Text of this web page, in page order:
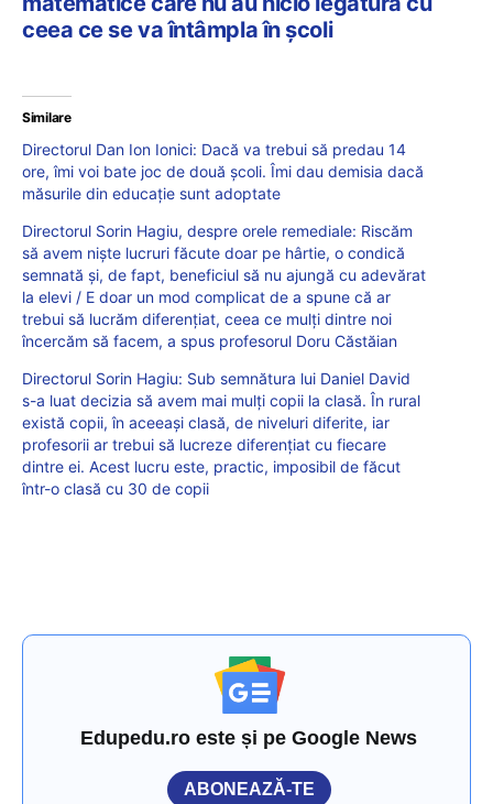
ceea ce se va întâmpla în școli
Similare
Directorul Dan Ion Ionici: Dacă va trebui să predau 14
ore, îmi voi bate joc de două școli. Îmi dau demisia dacă
măsurile din educație sunt adoptate
Directorul Sorin Hagiu, despre orele remediale: Riscăm
să avem niște lucruri făcute doar pe hârtie, o condică
semnată și, de fapt, beneficiul să nu ajungă cu adevărat
la elevi / E doar un mod complicat de a spune că ar
trebui să lucrăm diferențiat, ceea ce mulți dintre noi
încercăm să facem, a spus profesorul Doru Căstăian
Directorul Sorin Hagiu: Sub semnătura lui Daniel David
s-a luat decizia să avem mai mulți copii la clasă. În rural
există copii, în aceeași clasă, de niveluri diferite, iar
profesorii ar trebui să lucreze diferențiat cu fiecare
dintre ei. Acest lucru este, practic, imposibil de făcut
într-o clasă cu 30 de copii
Edupedu.ro este și pe Google News
ABONEAZĂ-TE